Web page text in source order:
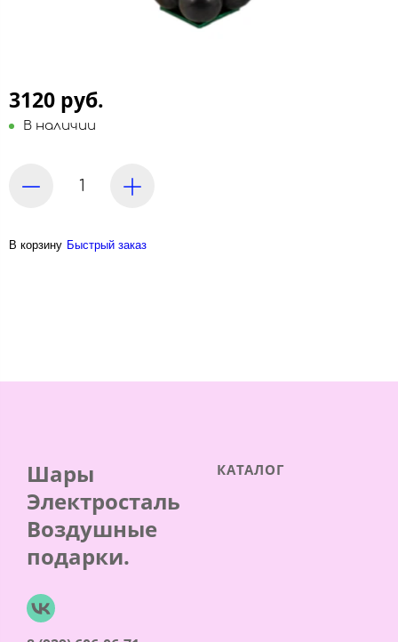
3120 руб.
В наличии
В корзину Быстрый заказ
Шары
Электросталь
Воздушные
подарки.
КАТАЛОГ